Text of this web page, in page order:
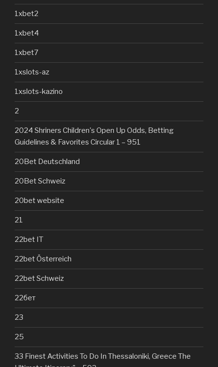
1xbet2
1xbet4
1xbet7
1xslots-az
1xslots-kazino
2
2024 Shriners Children's Open Up Odds, Betting
Guidelines & Favorites Circular 1 – 951
20Bet Deutschland
20Bet Schweiz
20bet website
21
22bet IT
22bet Österreich
22bet Schweiz
22бет
23
25
33 Finest Activities To Do In Thessaloniki, Greece The